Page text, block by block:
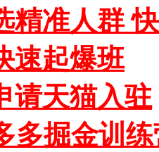
精准人群
速起爆班
请天猫入驻
多掘金训